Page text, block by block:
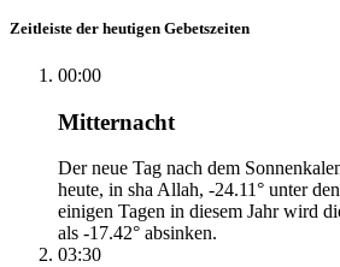
Zeitleiste der heutigen Gebetszeiten
00:00
Mitternacht
Der neue Tag nach dem
heute, in sha Allah, -24.11° unter
einigen Tagen in diesem Jahr wird
als -17.42° absinken.
03:30